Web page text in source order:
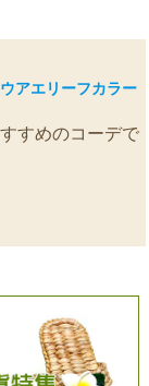
アエリーフカラー
すめのコーデで